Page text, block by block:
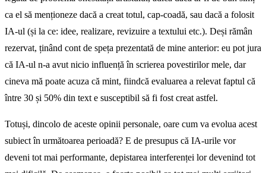
ca el să menționeze dacă a creat totul, cap-coadă, sau dacă a folosit
IA-ul (și la ce: idee, realizare, revizuire a textului etc.). Deși rămân
rezervat, ținând cont de speța prezentată de mine anterior: eu pot jura
că IA-ul n-a avut nicio influență în scrierea povestirilor mele, dar
cineva mă poate acuza că mint, fiindcă evaluarea a relevat faptul că
între 30 și 50% din text e susceptibil să fi fost creat astfel.
Totuși, dincolo de aceste opinii personale, oare cum va evolua acest
subiect în următoarea perioadă? E de presupus că IA-urile vor
deveni tot mai performante, depistarea interferenței lor devenind tot